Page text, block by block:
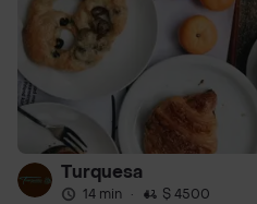
Turquesa
14 min · $ 4500